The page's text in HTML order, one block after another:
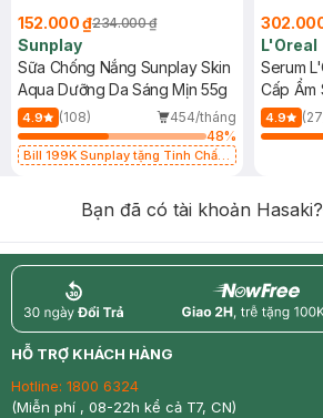
152.000 ₫234.000 ₫
Sunplay
Sữa Chống Nắng Sunplay Skin
Aqua Dưỡng Da Sáng Mịn 55g
4.9 (108)
454/tháng
48%
Bill 199K Sunplay tặng Tinh Chất
L'Oreal
Serum
Cấp Ẩm
4.9
Bạn đã có tài khoản Hasaki?
return nowfree
HỖ TRỢ KHÁCH HÀNG
Hotline: 1800 6324
(Miễn phí , 08-22h kể cả T7, CN)